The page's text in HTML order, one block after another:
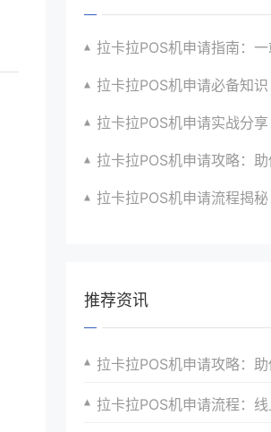
拉卡拉POS机申请指南：一站式解决商户支付升级、智能化与创
拉卡拉POS机申请必备知识：全面了解政策、市场、技术与创新趋
拉卡拉POS机申请实战分享：如何借助支付创新技术提升商户运营效益与
拉卡拉POS机申请攻略：助你打造个性化、差异化支付体验以提升
拉卡拉POS机申请流程揭秘：紧跟支付技术创新步伐，抢占市场先
推荐资讯
拉卡拉POS机申请攻略：助你打造高效支付
拉卡拉POS机申请流程：线上申请的